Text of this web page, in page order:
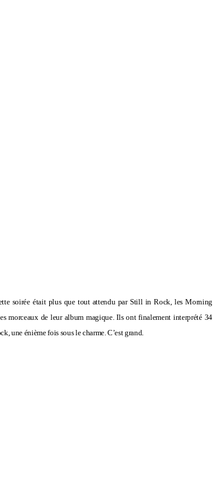
soirée était plus que tout attendu par Still in Rock, les Morning
morceaux de leur album magique. Ils ont finalement interprété 34
une énième fois sous le charme. C’est grand.